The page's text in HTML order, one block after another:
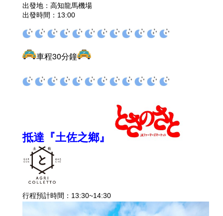
出發地：高知龍馬機場
出發時間：13:00
車程30分鐘
抵達『土佐之鄉』
行程預計時間：13:30~14:30